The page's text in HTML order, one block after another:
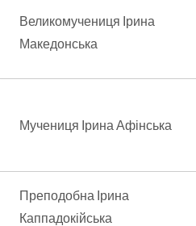
Великомучениця Ірина
Македонська
Мучениця Ірина Афінська
Преподобна Ірина
Каппадокійська